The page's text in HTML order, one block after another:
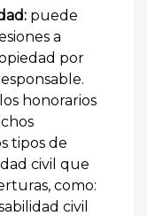
puede
a
por
honorarios
tipos de
civil que
como:
civil